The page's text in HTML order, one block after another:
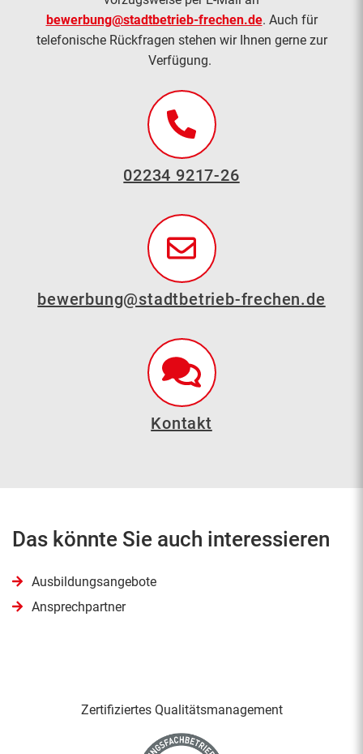
bewerbung@stadtbetrieb-frechen.de. Auch für
telefonische Rückfragen stehen wir Ihnen gerne zur
Verfügung.
02234 9217-26
bewerbung@stadtbetrieb-frechen.de
Kontakt
Das könnte Sie auch interessieren
Ausbildungsangebote
Ansprechpartner
Zertifiziertes Qualitäts­management